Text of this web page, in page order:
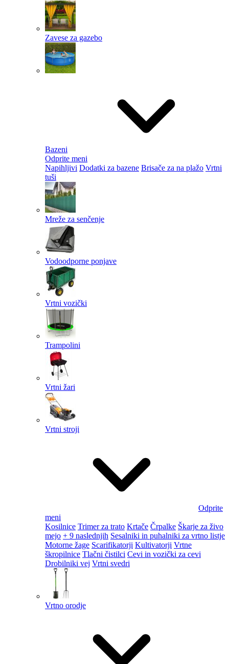
Zavese za gazebo
Bazeni
Odprite meni
Napihljivi Dodatki za bazene Brisače za na plažo Vrtni
tuši
Mreže za senčenje
Vodoodporne ponjave
Vrtni vozički
Trampolini
Vrtni žari
Vrtni stroji
Odprite
meni
Kosilnice Trimer za trato Krtače Črpalke Škarje za živo
mejo + 9 naslednjih Sesalniki in puhalniki za vrtno listje
Motorne žage Scarifikatorji Kultivatorji Vrtne
škropilnice Tlačni čistilci Cevi in vozički za cevi
Drobilniki vej Vrtni svedri
Vrtno orodje